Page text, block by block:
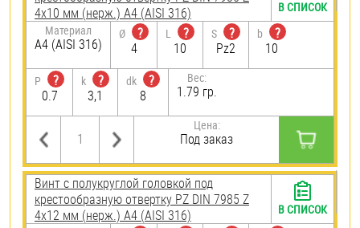
4х10 мм (нерж.) A4 (AISI 316)
Материал
A4 (AISI 316)
Ø
?
4
L
?
10
S
?
Pz2
b
?
10
P
?
0.7
k
?
3,1
dk
?
8
Вес:
1.79 гр.
Цена:
Под заказ
В СПИСОК
Винт с полукруглой головкой под
крестообразную отвертку PZ DIN 7985 Z
4х12 мм (нерж.) A4 (AISI 316)
В СПИСОК